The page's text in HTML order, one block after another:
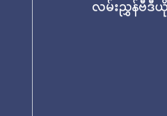
လမ်းညွှန်ဗီဒီယို